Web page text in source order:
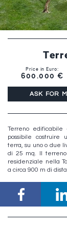
Price in Euro:
600.000 €
ASK FOR
Terreno
possibile costruire
terra, su uno o due
di 25 mq. Il
residenziale nella
a circa 900 m di